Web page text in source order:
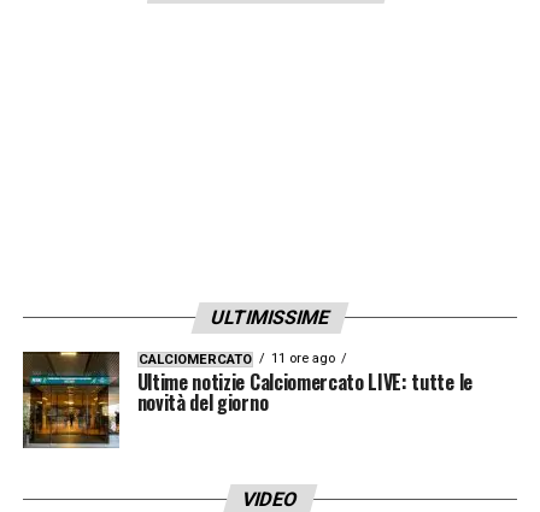
ULTIMISSIME
CALCIOMERCATO 11 ore ago
Ultime notizie Calciomercato LIVE: tutte le
novità del giorno
VIDEO